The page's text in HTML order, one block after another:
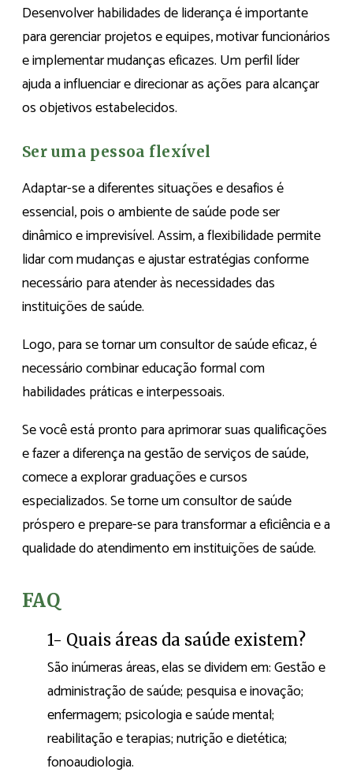
Desenvolver habilidades de liderança é importante
para gerenciar projetos e equipes, motivar funcionários
e implementar mudanças eficazes. Um perfil líder
ajuda a influenciar e direcionar as ações para alcançar
os objetivos estabelecidos.
Ser uma pessoa flexível
Adaptar-se a diferentes situações e desafios é
essencial, pois o ambiente de saúde pode ser
dinâmico e imprevisível. Assim, a flexibilidade permite
lidar com mudanças e ajustar estratégias conforme
necessário para atender às necessidades das
instituições de saúde.
Logo, para se tornar um consultor de saúde eficaz, é
necessário combinar educação formal com
habilidades práticas e interpessoais.
Se você está pronto para aprimorar suas qualificações
e fazer a diferença na gestão de serviços de saúde,
comece a explorar graduações e cursos
especializados. Se torne um consultor de saúde
próspero e prepare-se para transformar a eficiência e a
qualidade do atendimento em instituições de saúde.
FAQ
1- Quais áreas da saúde existem?
São inúmeras áreas, elas se dividem em: Gestão e
administração de saúde; pesquisa e inovação;
enfermagem; psicologia e saúde mental;
reabilitação e terapias; nutrição e dietética;
fonoaudiologia.